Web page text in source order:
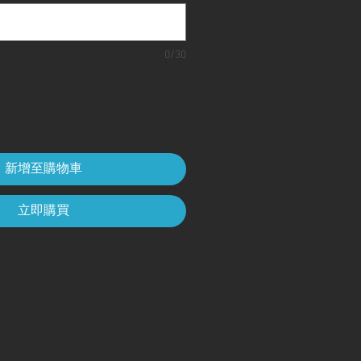
0/30
新增至購物車
立即購買